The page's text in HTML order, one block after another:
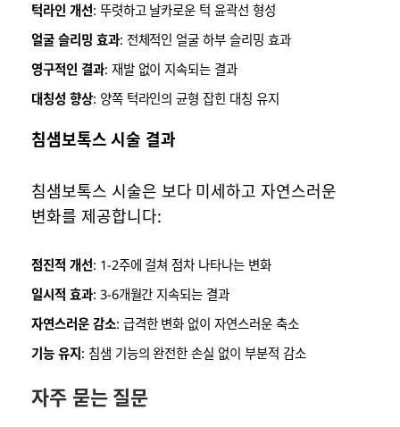
턱라인 개선: 뚜렷하고 날카로운 턱 윤곽선 형성
얼굴 슬리밍 효과: 전체적인 얼굴 하부 슬리밍 효과
영구적인 결과: 재발 없이 지속되는 결과
대칭성 향상: 양쪽 턱라인의 균형 잡힌 대칭 유지
침샘보톡스 시술 결과
침샘보톡스 시술은 보다 미세하고 자연스러운
변화를 제공합니다:
점진적 개선: 1-2주에 걸쳐 점차 나타나는 변화
일시적 효과: 3-6개월간 지속되는 결과
자연스러운 감소: 급격한 변화 없이 자연스러운 축소
기능 유지: 침샘 기능의 완전한 손실 없이 부분적 감소
자주 묻는 질문